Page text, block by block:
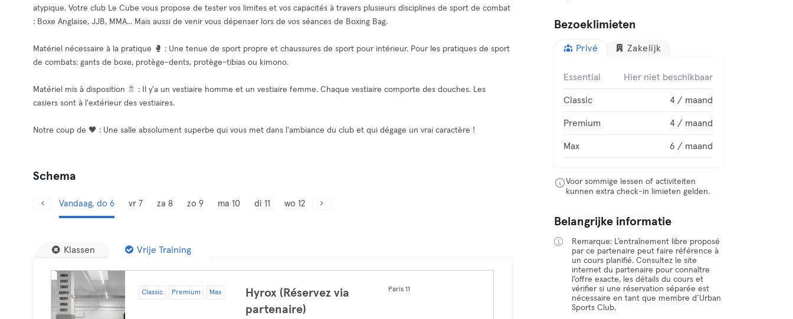
atypique. Votre club Le Cube vous propose de tester vos limites et vos capacités à travers plusieurs disciplines de sport de combat
: Boxe Anglaise, JJB, MMA... Mais aussi de venir vous dépenser lors de vos séances de Boxing Bag.
Matériel nécessaire à la pratique 🥊 : Une tenue de sport propre et chaussures de sport pour intérieur. Pour les pratiques de sport
de combats: gants de boxe, protège-dents, protège-tibias ou kimono.
Matériel mis à disposition 🚿 : Il y'a un vestiaire homme et un vestiaire femme. Chaque vestiaire comporte des douches. Les
casiers sont à l'extérieur des vestiaires.
Notre coup de 🖤 : Une salle absolument superbe qui vous met dans l'ambiance du club et qui dégage un vrai caractère !
Schema
Vandaag, do 6 vr 7 za 8 zo 9 ma 10 di 11 wo 12
Klassen Vrije Training
Classic Premium Max
Hyrox (Réservez via
partenaire)
Paris 11
Bezoeklimieten
Privé Zakelijk
Essential Hier niet beschikbaar
Classic 4 / maand
Premium 4 / maand
Max 6 / maand
Voor sommige lessen of activiteiten
kunnen extra check-in limieten gelden.
Belangrijke informatie
Remarque: L’entraînement libre proposé
par ce partenaire peut faire référence à
un cours planifié. Consultez le site
internet du partenaire pour connaître
l’offre exacte, les détails du cours et
vérifier si une réservation séparée est
nécessaire en tant que membre d’Urban
Sports Club.